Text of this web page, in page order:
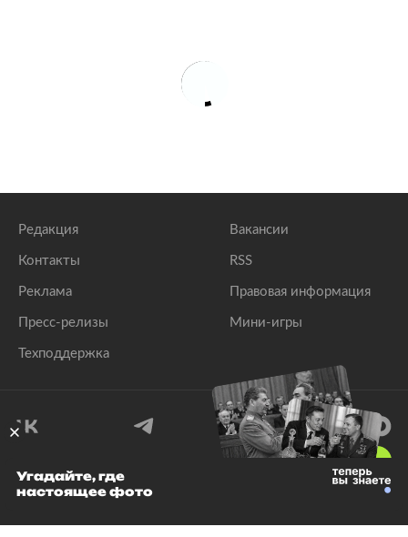
Редакция
Контакты
Реклама
Пресс-релизы
Техподдержка
Вакансии
RSS
Правовая информация
Мини-игры
© 1999–2026 Все права защищены.
Угадайте, где
настоящее фото